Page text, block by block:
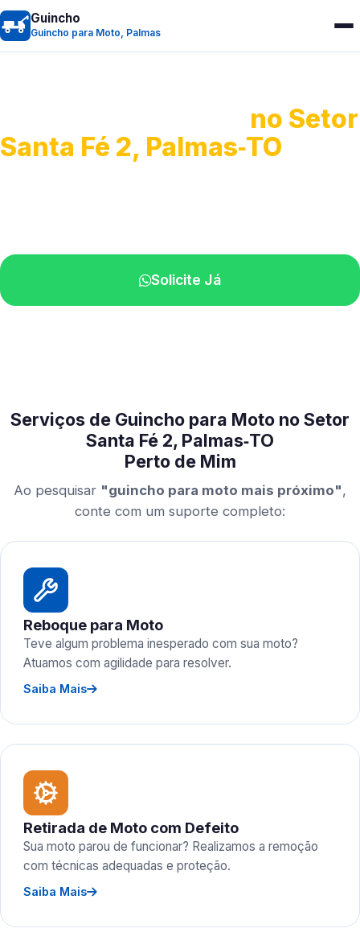
Guincho
Guincho para Moto, Palmas
no Setor
Santa Fé 2, Palmas‑TO
Solicite Já
Serviços de Guincho para Moto no Setor
Santa Fé 2, Palmas‑TO
Perto de Mim
Ao pesquisar "guincho para moto mais próximo",
conte com um suporte completo:
Reboque para Moto
Teve algum problema inesperado com sua moto?
Atuamos com agilidade para resolver.
Saiba Mais
Retirada de Moto com Defeito
Sua moto parou de funcionar? Realizamos a remoção
com técnicas adequadas e proteção.
Saiba Mais